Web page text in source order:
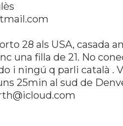
28 als USA, casada
una filla de 21. No
i ningú q parli català .
25min al sud de